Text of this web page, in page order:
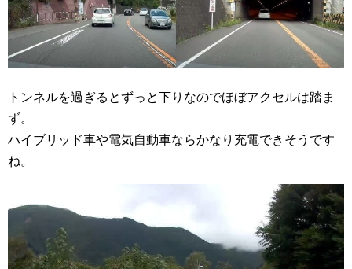
トンネルを過ぎるとずっと下りなのでほぼアクセルは踏ま
ず。
ハイブリッド車や電気自動車ならかなり充電できそうです
ね。